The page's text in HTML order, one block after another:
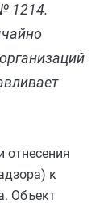
1214.
отнесения
к
Объект